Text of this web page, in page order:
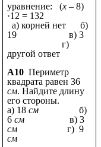
уравнение: (х – 8)
·12 = 132
а) корней нет б)
19 в) 3
г)
другой ответ
А10 Периметр
квадрата равен 36
см. Найдите длину
его стороны.
а) 18см
б)
6см в) 3
см г) 9
см